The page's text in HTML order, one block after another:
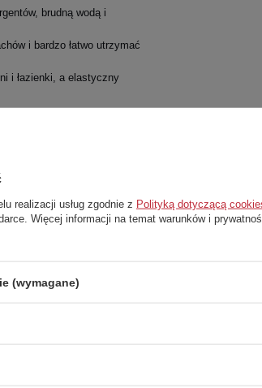
brudną wodą i
i bardzo łatwo utrzymać
i łazienki, a elastyczny
do:
ze skórki.
podczas kąpieli.
zestaw i dodaj do
realizacji usług zgodnie z Polityką dotyczącą
Więcej informacji na temat warunków i
(wymagane)